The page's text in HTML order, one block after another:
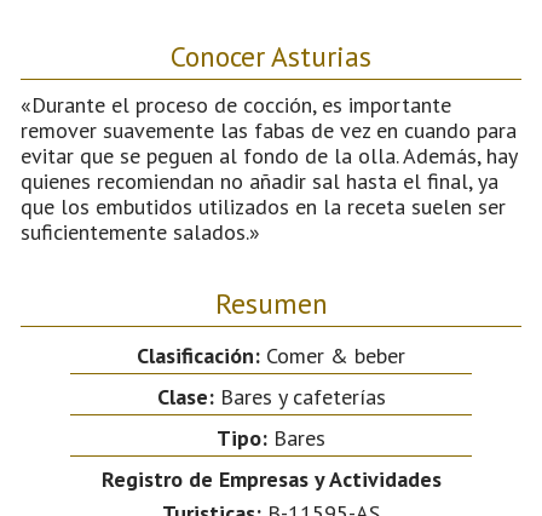
Conocer Asturias
«Durante el proceso de cocción, es importante
remover suavemente las fabas de vez en cuando para
evitar que se peguen al fondo de la olla. Además, hay
quienes recomiendan no añadir sal hasta el final, ya
que los embutidos utilizados en la receta suelen ser
suficientemente salados.»
Resumen
Clasificación: Comer & beber
Clase:Bares y cafeterías
Tipo: Bares
Registro de Empresas y Actividades